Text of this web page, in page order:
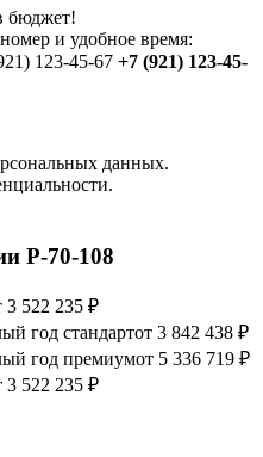
бюджет!
и удобное время:
123-45-67 +7 (921) 123-45-
данных.
Р-70-108
3 522 235 ₽
год стандартот 3 842 438 ₽
год премиумот 5 336 719 ₽
3 522 235 ₽